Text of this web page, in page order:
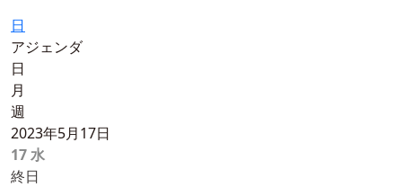
日
アジェンダ
日
月
週
2023年5月17日
17水
終日